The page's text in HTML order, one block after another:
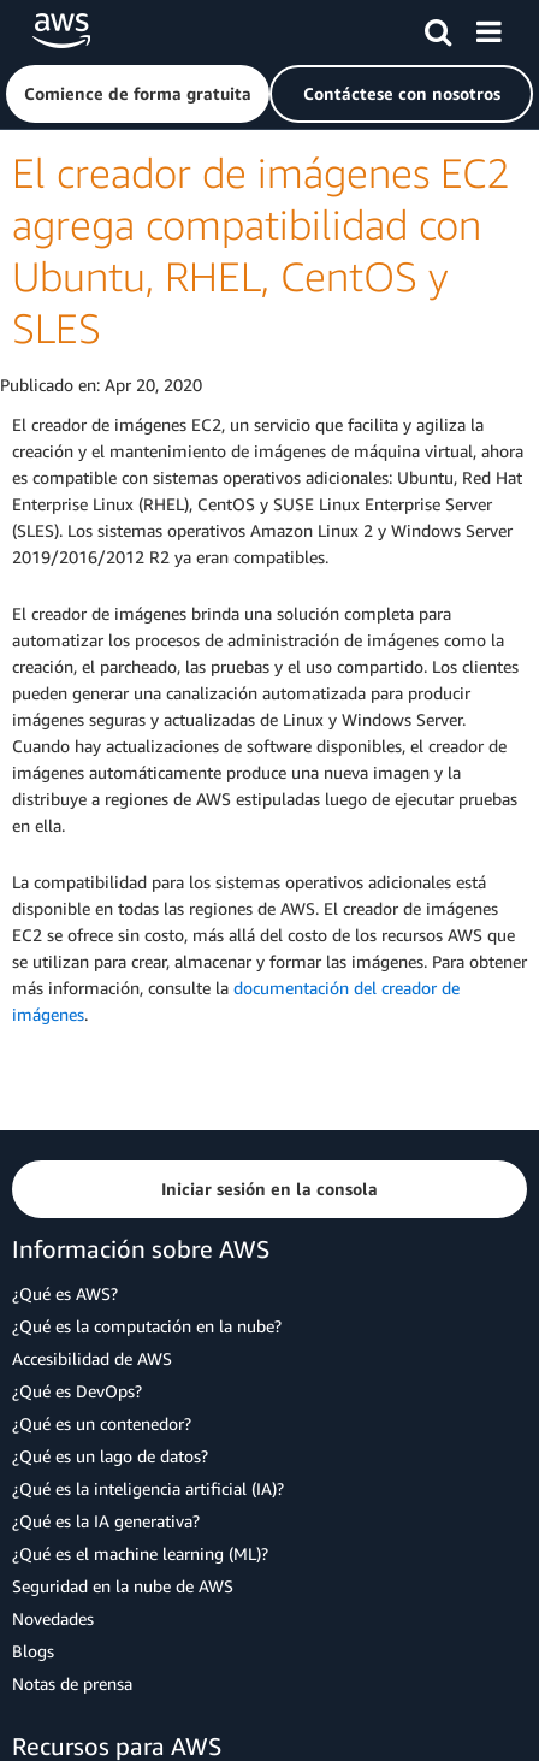
Saltar al contenido principal
Haga clic aquí para volver a la página de inicio de Amazon
Comience de forma gratuita Contáctese con nosotros
El creador de imágenes EC2
agrega compatibilidad con
Ubuntu, RHEL, CentOS y
SLES
Publicado en: Apr 20, 2020
El creador de imágenes EC2, un servicio que facilita y agiliza la
creación y el mantenimiento de imágenes de máquina virtual, ahora
es compatible con sistemas operativos adicionales: Ubuntu, Red Hat
Enterprise Linux (RHEL), CentOS y SUSE Linux Enterprise Server
(SLES). Los sistemas operativos Amazon Linux 2 y Windows Server
2019/2016/2012 R2 ya eran compatibles.
El creador de imágenes brinda una solución completa para
automatizar los procesos de administración de imágenes como la
creación, el parcheado, las pruebas y el uso compartido. Los clientes
pueden generar una canalización automatizada para producir
imágenes seguras y actualizadas de Linux y Windows Server.
Cuando hay actualizaciones de software disponibles, el creador de
imágenes automáticamente produce una nueva imagen y la
distribuye a regiones de AWS estipuladas luego de ejecutar pruebas
en ella.
La compatibilidad para los sistemas operativos adicionales está
disponible en todas las regiones de AWS. El creador de imágenes
EC2 se ofrece sin costo, más allá del costo de los recursos AWS que
se utilizan para crear, almacenar y formar las imágenes. Para obtener
más información, consulte la documentación del creador de
imágenes.
Iniciar sesión en la consola
Información sobre AWS
¿Qué es AWS?
¿Qué es la computación en la nube?
Accesibilidad de AWS
¿Qué es DevOps?
¿Qué es un contenedor?
¿Qué es un lago de datos?
¿Qué es la inteligencia artificial (IA)?
¿Qué es la IA generativa?
¿Qué es el machine learning (ML)?
Seguridad en la nube de AWS
Novedades
Blogs
Notas de prensa
Recursos para AWS